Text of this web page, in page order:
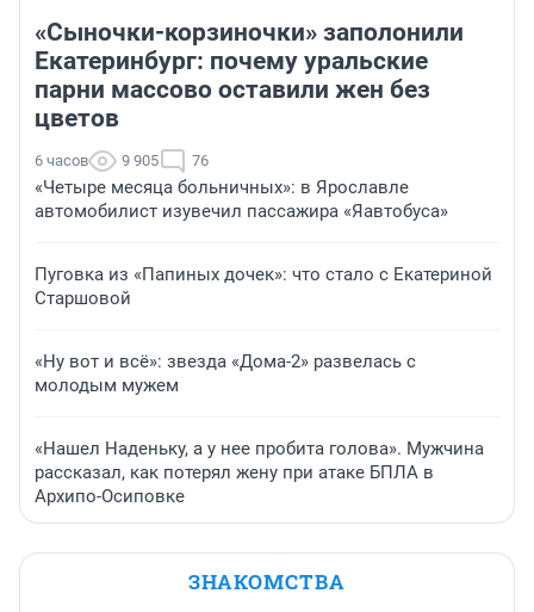
«Сыночки-корзиночки» заполонили
Екатеринбург: почему уральские
парни массово оставили жен без
цветов
6 часов 9 905 76
«Четыре месяца больничных»: в Ярославле
автомобилист изувечил пассажира «Яавтобуса»
Пуговка из «Папиных дочек»: что стало с Екатериной
Старшовой
«Ну вот и всё»: звезда «Дома-2» развелась с
молодым мужем
«Нашел Наденьку, а у нее пробита голова». Мужчина
рассказал, как потерял жену при атаке БПЛА в
Архипо-Осиповке
ЗНАКОМСТВА